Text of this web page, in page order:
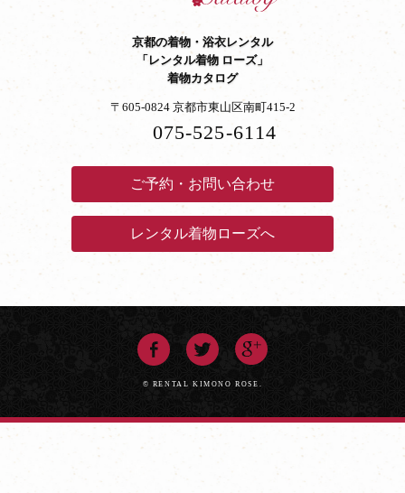
京都の着物・浴衣レンタル
「レンタル着物 ローズ」
着物カタログ
〒605-0824 京都市東山区南町415-2
075-525-6114
ご予約・お問い合わせ
レンタル着物ローズへ
© RENTAL KIMONO ROSE.